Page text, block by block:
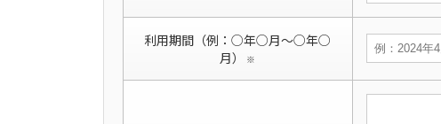
利用期間（例：○年○月〜○年○
月）
※